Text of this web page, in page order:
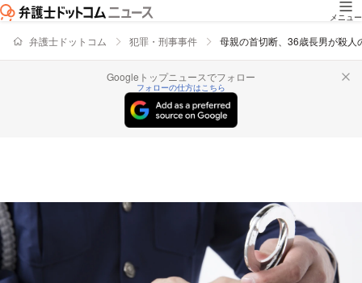
メニュー
弁護士ドットコム 犯罪・刑事事件 母親の首切断、36歳長男が殺
Googleトップニュースでフォロー
フォローの仕方はこちら